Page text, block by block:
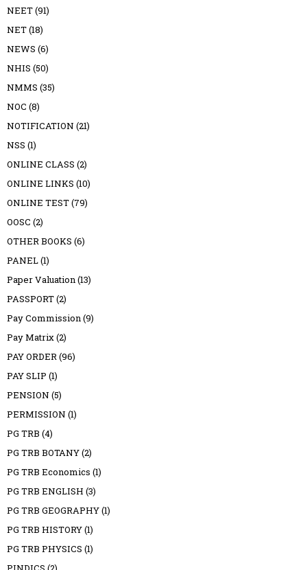
NEET(91)
NET(18)
NEWS (6)
NHIS (50)
NMMS (35)
NOC (8)
NOTIFICATION (21)
NSS (1)
ONLINE CLASS (2)
ONLINE LINKS (10)
ONLINE TEST(79)
OOSC (2)
OTHER BOOKS (6)
PANEL(1)
Paper Valuation(13)
PASSPORT(2)
Pay Commission(9)
Pay Matrix(2)
PAY ORDER(96)
PAY SLIP (1)
PENSION (5)
PERMISSION (1)
PG TRB (4)
PG TRB BOTANY(2)
PG TRB Economics (1)
PG TRB ENGLISH (3)
PG TRB GEOGRAPHY(1)
PG TRB HISTORY(1)
PG TRB PHYSICS (1)